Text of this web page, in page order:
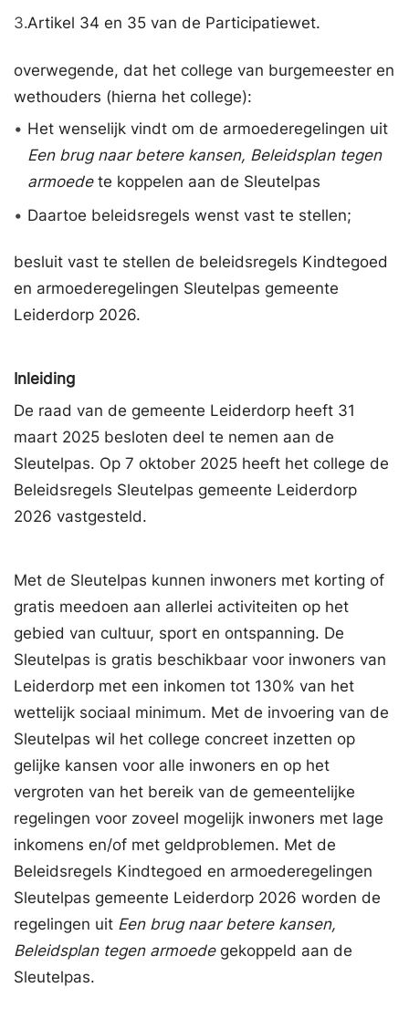
3.Artikel 34 en 35 van de Participatiewet.
overwegende, dat het college van burgemeester en
wethouders (hierna het college):
• Het wenselijk vindt om de armoederegelingen uit
Een brug naar betere kansen, Beleidsplan tegen
armoedete koppelen aan de Sleutelpas
• Daartoe beleidsregels wenst vast te stellen;
besluit vast te stellen de beleidsregels Kindtegoed
en armoederegelingen Sleutelpas gemeente
Leiderdorp 2026.
Inleiding
De raad van de gemeente Leiderdorp heeft 31
maart 2025 besloten deel te nemen aan de
Sleutelpas. Op 7 oktober 2025 heeft het college de
Beleidsregels Sleutelpas gemeente Leiderdorp
2026 vastgesteld.
Met de Sleutelpas kunnen inwoners met korting of
gratis meedoen aan allerlei activiteiten op het
gebied van cultuur, sport en ontspanning. De
Sleutelpas is gratis beschikbaar voor inwoners van
Leiderdorp met een inkomen tot 130% van het
wettelijk sociaal minimum. Met de invoering van de
Sleutelpas wil het college concreet inzetten op
gelijke kansen voor alle inwoners en op het
vergroten van het bereik van de gemeentelijke
regelingen voor zoveel mogelijk inwoners met lage
inkomens en/of met geldproblemen. Met de
Beleidsregels Kindtegoed en armoederegelingen
Sleutelpas gemeente Leiderdorp 2026 worden de
regelingen uit Een brug naar betere kansen,
Beleidsplan tegen armoedegekoppeld aan de
Sleutelpas.